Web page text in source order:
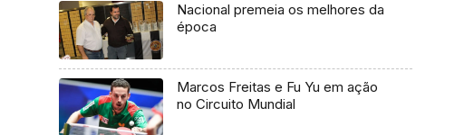
Nacional premeia os melhores da
época
Marcos Freitas e Fu Yu em ação
no Circuito Mundial